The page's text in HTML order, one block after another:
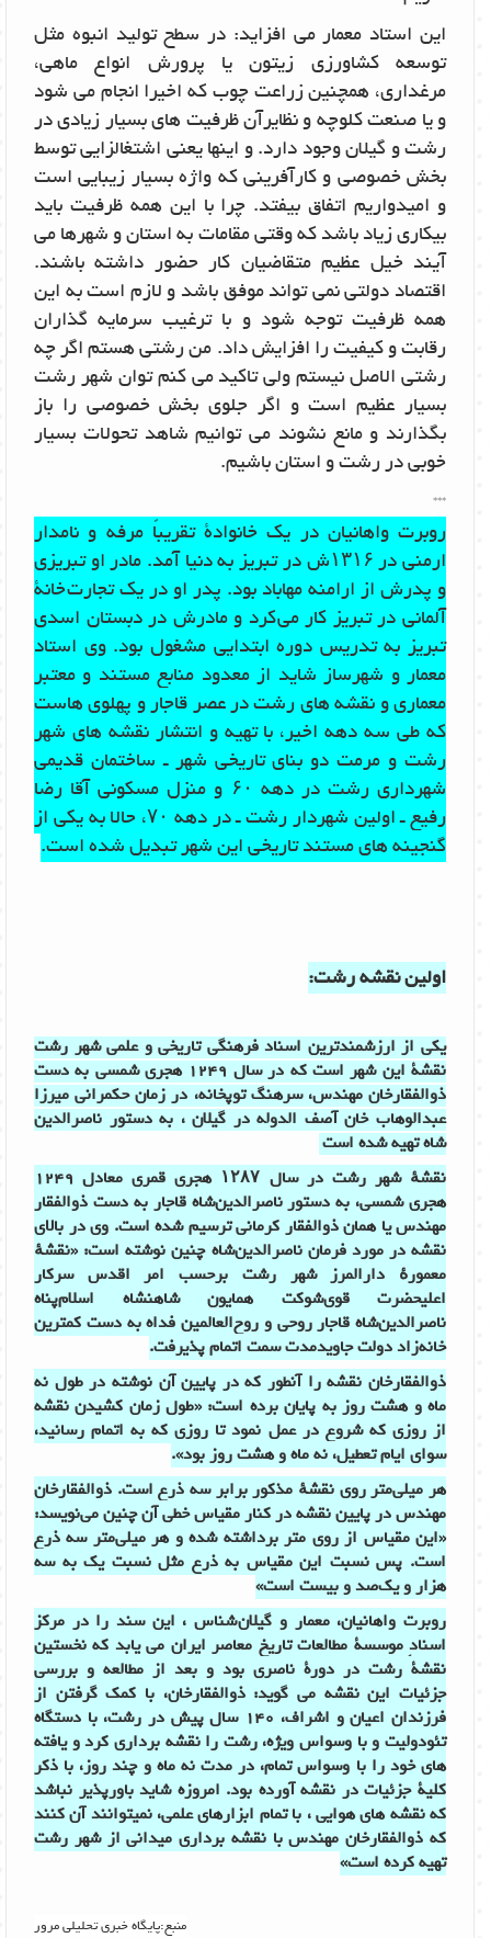
این استاد معمار می افزاید: در سطح تولید انبوه مثل
توسعه کشاورزی زیتون یا پرورش انواع ماهی،
مرغداری، همچنین زراعت چوب که اخیرا انجام می شود
و یا صنعت کلوچه و نظایرآن ظرفیت های بسیار زیادی در
رشت و گیلان وجود دارد. و اینها یعنی اشتغالزایی توسط
بخش خصوصی و کارآفرینی که واژه بسیار زیبایی است
و امیدواریم اتفاق بیفتد. چرا با این همه ظرفیت باید
بیکاری زیاد باشد که وقتی مقامات به استان و شهرها می
آیند خیل عظیم متقاضیان کار حضور داشته باشند.
اقتصاد دولتی نمی تواند موفق باشد و لازم است به این
همه ظرفیت توجه شود و با ترغیب سرمایه گذاران
رقابت و کیفیت را افزایش داد. من رشتی هستم اگر چه
رشتی الاصل نیستم ولی تاکید می کنم توان شهر رشت
بسیار عظیم است و اگر جلوی بخش خصوصی را باز
بگذارند و مانع نشوند می توانیم شاهد تحولات بسیار
خوبی در رشت و استان باشیم.
***
روبرت واهانیان در یک خانوادۀ تقریباً مرفه و نامدار
ارمنی در ۱۳۱۶ش در تبریز به دنیا آمد. مادر او تبریزی
و پدرش از ارامنه مهاباد بود. پدر او در یک تجارت خانۀ
آلمانی در تبریز کار می کرد و مادرش در دبستان اسدی
تبریز به تدریس دوره ابتدایی مشغول بود. وی استاد
معمار و شهرساز شاید از معدود منابع مستند و معتبر
معماری و نقشه های رشت در عصر قاجار و پهلوی هاست
که طی سه دهه اخیر، با تهیه و انتشار نقشه های شهر
رشت و مرمت دو بنای تاریخی شهر ـ ساختمان قدیمی
شهرداری رشت در دهه ۶۰ و منزل مسکونی آقا رضا
رفیع ـ اولین شهردار رشت ـ در دهه ۷۰، حالا به یکی از
گنجینه های مستند تاریخی این شهر تبدیل شده است.
اولین نقشه رشت:
یکی از ارزشمندترین اسناد فرهنگی تاریخی و علمی شهر رشت
نقشۀ این شهر است که در سال 1249 هجری شمسی به دست
ذوالفقارخان مهندس، سرهنگ توپخانه، در زمان حکمرانی میرزا
عبدالوهاب خان آصف الدوله در گیلان ، به دستور ناصرالدین
شاه تهیه شده است
نقشهٔ شهر رشت در سال ۱۲۸۷ هجری قمری معادل 1249
هجری شمسی، به دستور ناصرالدین‌شاه قاجار به دست ذوالفقار
مهندس یا همان ذوالفقار کرمانی ترسیم شده است. وی در بالای
نقشه در مورد فرمان ناصرالدین‌شاه چنین نوشته است: «نقشهٔ
معمورهٔ دارالمرز شهر رشت برحسب امر اقدس سرکار
اعلیحضرت قوی‌شوکت همایون شاهنشاه اسلام‌پناه
ناصرالدین‌شاه قاجار روحی و روح‌العالمین فداه به دست کمترین
خانه‌زاد دولت جاویدمدت سمت اتمام پذیرفت.
ذوالفقارخان نقشه را آنطور که در پایین آن نوشته در طول نه
ماه و هشت روز به پایان برده است: «طول زمان کشیدن نقشه
از روزی که شروع در عمل نمود تا روزی که به اتمام رسانید،
سوای ایام تعطیل، نه ماه و هشت روز بود».
هر میلی‌متر روی نقشهٔ مذکور برابر سه ذرع است. ذوالفقارخان
مهندس در پایین نقشه در کنار مقیاس خطی آن چنین می‌نویسد:
«این مقیاس از روی متر برداشته شده و هر میلی‌متر سه ذرع
است. پس نسبت این مقیاس به ذرع مثل نسبت یک به سه
هزار و یک‌صد و بیست است»
روبرت واهانیان، معمار و گیلان شناس ، این سند را در مرکز
اسنادِ موسسۀ مطالعات تاریخ معاصر ایران می یابد که نخستین
نقشۀ رشت در دورۀ ناصری بود و بعد از مطالعه و بررسی
جزئیات این نقشه می گوید: ذوالفقارخان، با کمک گرفتن از
فرزندان اعیان و اشراف، 140 سال پیش در رشت، با دستگاه
تئودولیت و با وسواس ویژه، رشت را نقشه برداری کرد و یافته
های خود را با وسواس تمام، در مدت نه ماه و چند روز، با ذکر
کلیۀ جزئیات در نقشه آورده بود. امروزه شاید باورپذیر نباشد
که نقشه های هوایی ، با تمام ابزارهای علمی، نمیتوانند آن کنند
که ذوالفقارخان مهندس با نقشه برداری میدانی از شهر رشت
تهیه کرده است»
منبع:پایگاه خبری تحلیلی مرور